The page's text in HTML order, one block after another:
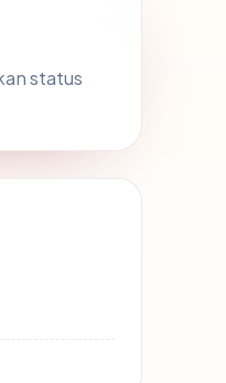
status